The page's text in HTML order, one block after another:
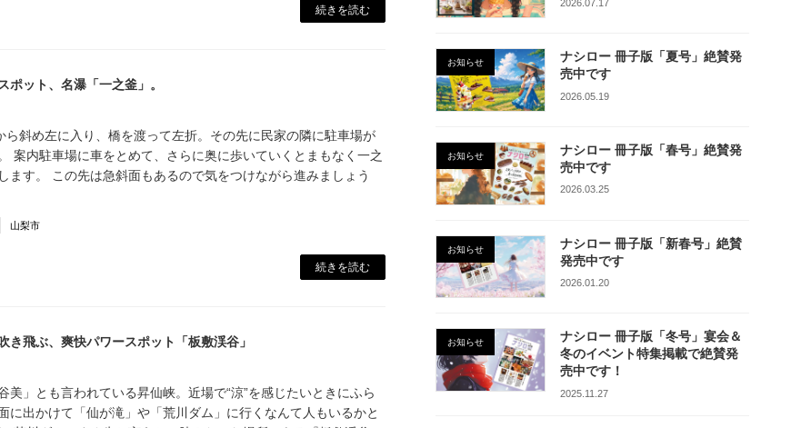
続きを読む
ポット、名瀑「一之釜」。
ら斜め左に入り、橋を渡って左折。その先に民家の隣に駐車場が
案内駐車場に車をとめて、さらに奥に歩いていくとまもなく一之
ます。 この先は急斜面もあるので気をつけながら進みましょう
山梨市
続きを読む
き飛ぶ、爽快パワースポット「板敷渓谷」
美」とも言われている昇仙峡。近場で“涼”を感じたいときにふら
に出かけて「仙が滝」や「荒川ダム」に行くなんて人もいるかと
2026.07.17
お知らせ
ナシロー 冊子版「夏号」絶賛発
売中です
2026.05.19
お知らせ
ナシロー 冊子版「春号」絶賛発
売中です
2026.03.25
お知らせ
ナシロー 冊子版「新春号」絶賛
発売中です
2026.01.20
お知らせ
ナシロー 冊子版「冬号」宴会＆
冬のイベント特集掲載で絶賛発
売中です！
2025.11.27